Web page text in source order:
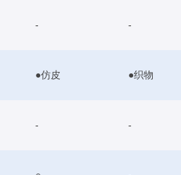
- -
●仿皮 ●织物
- -